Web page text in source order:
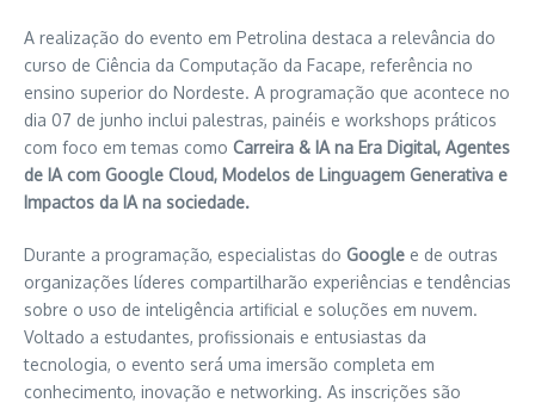
A realização do evento em Petrolina destaca a relevância do
curso de Ciência da Computação da Facape, referência no
ensino superior do Nordeste. A programação que acontece no
dia 07 de junho inclui palestras, painéis e workshops práticos
com foco em temas como Carreira & IA na Era Digital, Agentes
de IA com Google Cloud, Modelos de Linguagem Generativa e
Impactos da IA na sociedade.
Durante a programação, especialistas do Google e de outras
organizações líderes compartilharão experiências e tendências
sobre o uso de inteligência artificial e soluções em nuvem.
Voltado a estudantes, profissionais e entusiastas da
tecnologia, o evento será uma imersão completa em
conhecimento, inovação e networking. As inscrições são